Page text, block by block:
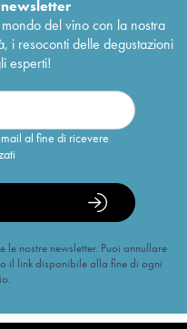
del vino con la nostra
i resoconti delle degustazioni
esperti!
al fine di ricevere
nostre newsletter. Puoi annullare
il link disponibile alla fine di ogni